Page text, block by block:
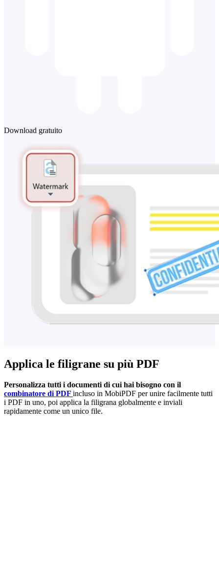
Download gratuito
Applica le filigrane su più PDF
Personalizza tutti i documenti di cui hai bisogno con il
combinatore di PDF incluso in MobiPDF per unire facilmente tutti
i PDF in uno, poi applica la filigrana globalmente e inviali
rapidamente come un unico file.